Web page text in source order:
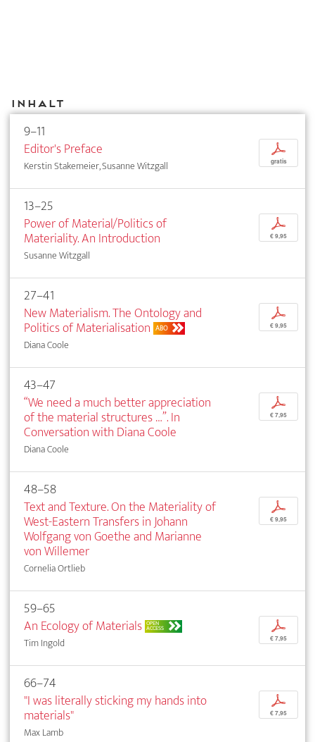
Inhalt
9–11
Editor's Preface
Kerstin Stakemeier, Susanne Witzgall
p
gratis
13–25
Power of Material/Politics of
Materiality. An Introduction
Susanne Witzgall
p
€ 9,95
27–41
New Materialism. The Ontology and
Politics of Materialisation ABO
Diana Coole
p
€ 9,95
43–47
“We need a much better appreciation
of the material structures …”. In
Conversation with Diana Coole
Diana Coole
p
€ 7,95
48–58
Text and Texture. On the Materiality of
West-Eastern Transfers in Johann
Wolfgang von Goethe and Marianne
von Willemer
Cornelia Ortlieb
p
€ 9,95
59–65
An Ecology of Materials OPEN
ACCESS
Tim Ingold
p
€ 7,95
66–74
"I was literally sticking my hands into
materials"
Max Lamb
p
€ 7,95